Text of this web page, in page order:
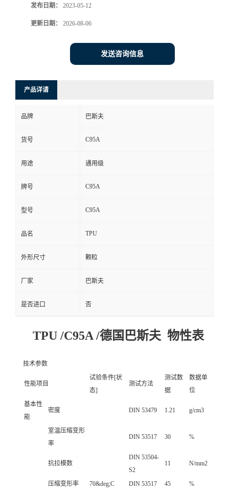
发布日期： 2023-05-12
更新日期： 2026-08-06
发送咨询信息
产品详请
品牌 巴斯夫
货号 C95A
用途 通用级
牌号 C95A
型号 C95A
品名 TPU
外形尺寸 颗粒
厂家 巴斯夫
是否进口 否
TPU /C95A /德国巴斯夫 物性表
技术参数
性能项目
试验条件[状
态]
测试方法
测试数
据
数据单
位
基本性
能
密度 DIN 53479 1.21 g/cm3
室温压缩变形
率
DIN 53517 30 %
抗拉模数
DIN 53504-
S2
11 N/mm2
压缩变形率 70&deg;C DIN 53517 45 %